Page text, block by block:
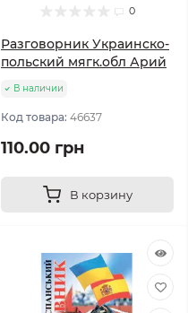
0
Разговорник Украинско-
польский мягк.обл Арий
В наличии
Код товара: 46637
110.00 грн
В корзину